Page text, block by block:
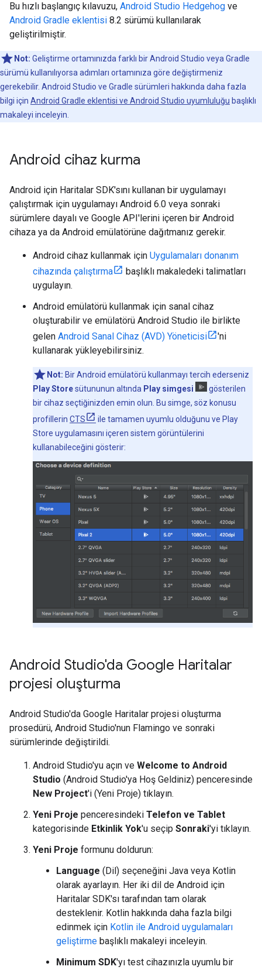
Bu hızlı başlangıç kılavuzu, Android Studio Hedgehog ve
Android Gradle eklentisi 8.2 sürümü kullanılarak
geliştirilmiştir.
Not: Geliştirme ortamınızda farklı bir Android Studio veya Gradle
sürümü kullanılıyorsa adımları ortamınıza göre değiştirmeniz
gerekebilir. Android Studio ve Gradle sürümleri hakkında daha fazla
bilgi için Android Gradle eklentisi ve Android Studio uyumluluğu başlıklı
makaleyi inceleyin.
Android cihaz kurma
Android için Haritalar SDK'sını kullanan bir uygulamayı
çalıştırmak için uygulamayı Android 6.0 veya sonraki
sürümlere dayalı ve Google API'lerini içeren bir Android
cihaza ya da Android emülatörüne dağıtmanız gerekir.
Android cihaz kullanmak için Uygulamaları donanım
cihazında çalıştırma
başlıklı makaledeki talimatları
uygulayın.
Android emülatörü kullanmak için sanal cihaz
oluşturabilir ve emülatörü Android Studio ile birlikte
gelen Android Sanal Cihaz (AVD) Yöneticisi
'ni
kullanarak yükleyebilirsiniz.
Not: Bir Android emülatörü kullanmayı tercih ederseniz
Play Storesütununun altında Play simgesi
gösterilen
bir cihaz seçtiğinizden emin olun. Bu simge, söz konusu
profillerin CTS
ile tamamen uyumlu olduğunu ve Play
Store uygulamasını içeren sistem görüntülerini
kullanabileceğini gösterir:
Android Studio'da Google Haritalar
projesi oluşturma
Android Studio'da Google Haritalar projesi oluşturma
prosedürü, Android Studio'nun Flamingo ve sonraki
sürümlerinde değiştirildi.
Android Studio'yu açın ve Welcome to Android
Studio (Android Studio'ya Hoş Geldiniz) penceresinde
New Project'i (Yeni Proje) tıklayın.
Yeni Proje penceresindeki Telefon ve Tablet
kategorisinde Etkinlik Yok'u seçip Sonraki'yi tıklayın.
Yeni Proje formunu doldurun:
Language (Dil) seçeneğini Java veya Kotlin
olarak ayarlayın. Her iki dil de Android için
Haritalar SDK'sı tarafından tam olarak
desteklenir. Kotlin hakkında daha fazla bilgi
edinmek için Kotlin ile Android uygulamaları
geliştirme başlıklı makaleyi inceleyin.
Minimum SDK'yı test cihazınızla uyumlu bir